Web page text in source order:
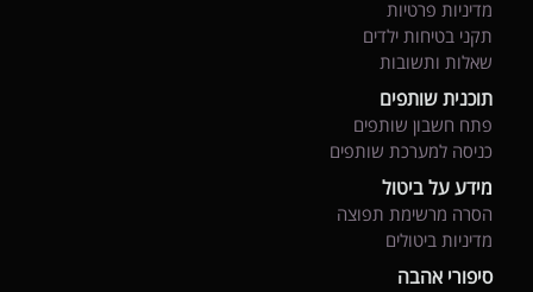
מדיניות פרטיות
תקני בטיחות ילדים
שאלות ותשובות
תוכנית שותפים
פתח חשבון שותפים
כניסה למערכת שותפים
מידע על ביטול
הסרה מרשימת תפוצה
מדיניות ביטולים
סיפורי אהבה